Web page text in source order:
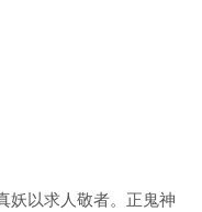
妖以求人敬者。正鬼神